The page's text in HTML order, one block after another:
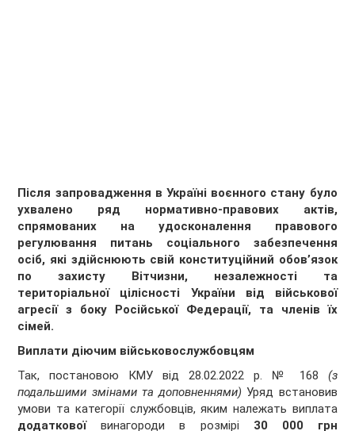
Після запровадження в Україні воєнного стану було
ухвалено ряд нормативно-правових актів,
спрямованих на удосконалення правового
регулювання питань соціального забезпечення
осіб, які здійснюють свій конституційний обов’язок
по захисту Вітчизни, незалежності та
територіальної цілісності України від військової
агресії з боку Російської Федерації, та членів їх
сімей.
Виплати діючим військовослужбовцям
Так, постановою КМУ від 28.02.2022 р. № 168 (з
подальшими змінами та доповненнями) Уряд встановив
умови та категорії службовців, яким належать виплата
додатковоївинагороди в розмірі 30 000 грн